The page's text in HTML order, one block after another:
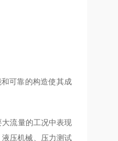
可靠的构造使其成
流量的工况中表现
压机械、压力测试